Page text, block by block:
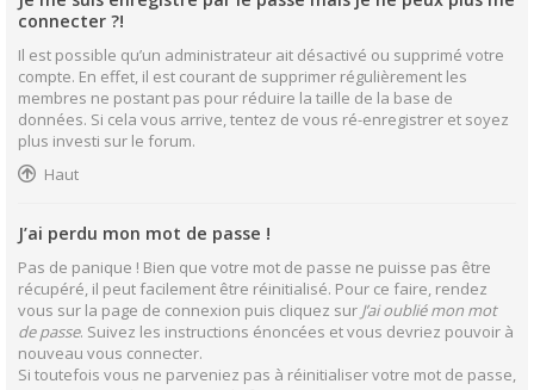
connecter ?!
Il est possible qu’un administrateur ait désactivé ou supprimé votre
compte. En effet, il est courant de supprimer régulièrement les
membres ne postant pas pour réduire la taille de la base de
données. Si cela vous arrive, tentez de vous ré-enregistrer et soyez
plus investi sur le forum.
Haut
J’ai perdu mon mot de passe !
Pas de panique ! Bien que votre mot de passe ne puisse pas être
récupéré, il peut facilement être réinitialisé. Pour ce faire, rendez
vous sur la page de connexion puis cliquez sur J’ai oublié mon mot
de passe. Suivez les instructions énoncées et vous devriez pouvoir à
nouveau vous connecter.
Si toutefois vous ne parveniez pas à réinitialiser votre mot de passe,